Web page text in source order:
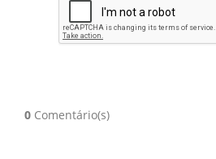
0 Comentário(s)